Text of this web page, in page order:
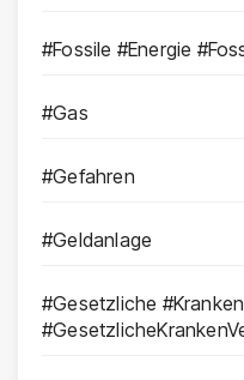
#Fossile #Energie
#Gas
#Gefahren
#Geldanlage
#Gesetzliche